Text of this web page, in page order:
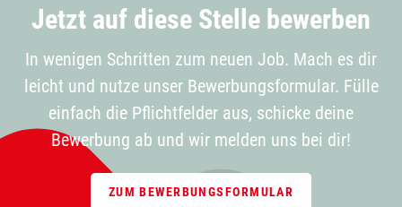
Jetzt auf diese Stelle bewerben
In wenigen Schritten zum neuen Job. Mach es dir
leicht und nutze unser Bewerbungsformular. Fülle
einfach die Pflichtfelder aus, schicke deine
Bewerbung ab und wir melden uns bei dir!
ZUM BEWERBUNGSFORMULAR